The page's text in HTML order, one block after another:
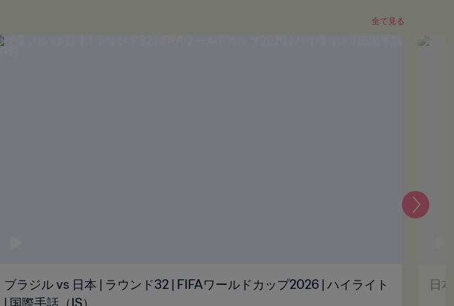
全て見る
ブラジル vs 日本 | ラウンド32 | FIFAワールドカップ2026 | ハイライト
日
次